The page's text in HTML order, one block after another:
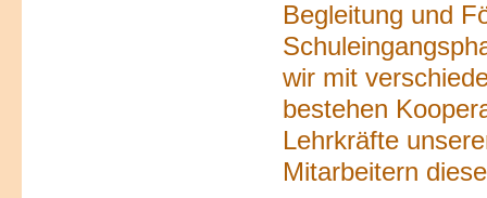
Begleitung und
wir mit
bestehen
Lehrkräfte
Mitarbeitern